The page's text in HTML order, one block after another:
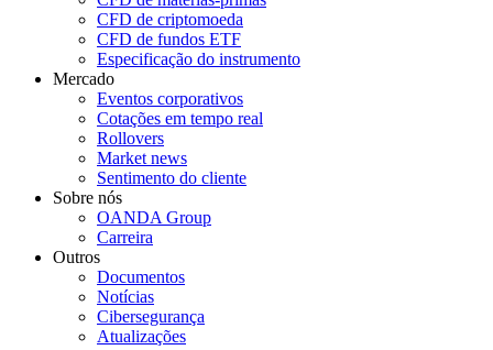
CFD de criptomoeda
CFD de fundos ETF
Especificação do instrumento
Mercado
Eventos corporativos
Cotações em tempo real
Rollovers
Market news
Sentimento do cliente
Sobre nós
OANDA Group
Carreira
Outros
Documentos
Notícias
Cibersegurança
Atualizações